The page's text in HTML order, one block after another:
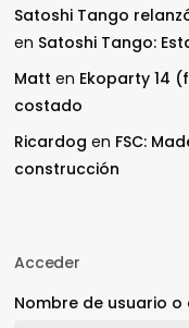
Satoshi Tango
en Satoshi Tango:
Matt en Ekoparty 14
costado
Ricardog en FSC:
construcción
Acceder
Nombre de usuario